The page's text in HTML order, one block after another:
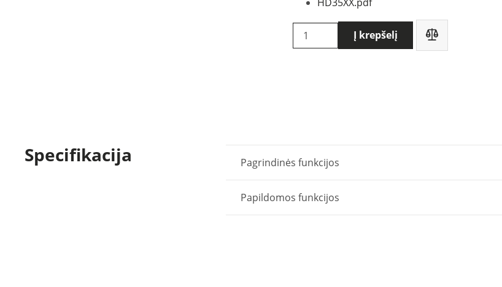
produkto
kiekis:
kaupiklis
Į krepšelį
Specifikacija Pagrindinės funkcijos
Papildomos funkcijos